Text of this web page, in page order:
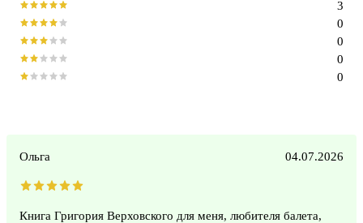
0
0
0
0
3
Ольга 04.07.2026
Книга Григория Верховского для меня, любителя балета,